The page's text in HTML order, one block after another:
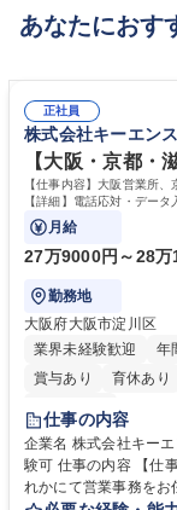
あなたにおす
正社員
株式会社キーエンス
【大阪・京都
【仕事内容】大阪営業所
【詳細】電話応対・デー
で発生する事務業務や業務
月給
27万9000円～28万
勤務地
大阪府大阪市淀川区
業界未経験歓迎
年
賞与あり
育休あり
土日祝休み
仕事の内容
企業名 株式会社キーエンス 求人名 【大阪・京都・滋賀】
験可 仕事の内容 【仕事内容】大阪営業所、京都営業所、滋賀営業所いず
れかにて営業事務をお